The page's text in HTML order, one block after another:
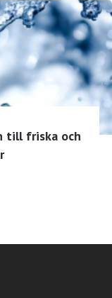
till friska och